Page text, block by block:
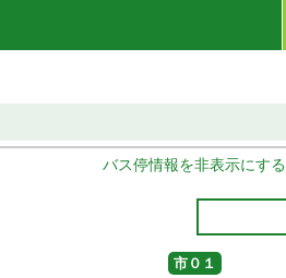
バス停情報を非表示にする
市０１